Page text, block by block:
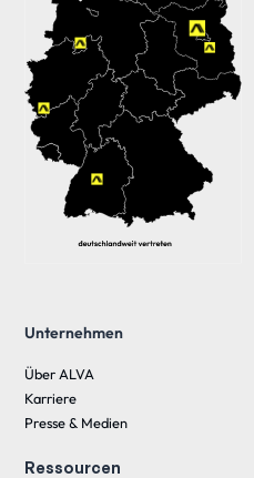
Unternehmen
Über ALVA
Karriere
Presse & Medien
Ressourcen